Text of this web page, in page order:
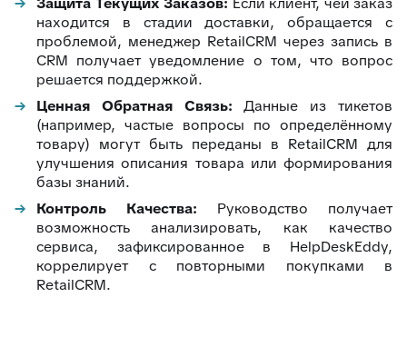
находится в стадии доставки, обращается с
проблемой, менеджер RetailCRM через запись в
CRM получает уведомление о том, что вопрос
решается поддержкой.
Ценная Обратная Связь: Данные из тикетов
(например, частые вопросы по определённому
товару) могут быть переданы в RetailCRM для
улучшения описания товара или формирования
базы знаний.
Контроль Качества: Руководство получает
возможность анализировать, как качество
сервиса, зафиксированное в HelpDeskEddy,
коррелирует с повторными покупками в
RetailCRM.